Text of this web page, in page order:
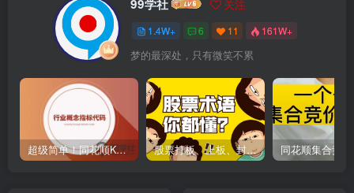
99学社 关注
1.4W+ 6 11 161W+
梦的最深处，只有微笑不累
超级简单！同花顺K线界面显示行业概念指标代码图解 股票打板、上板、封板、翘板、炸板是什么意思？炒股你必须懂的暗语！